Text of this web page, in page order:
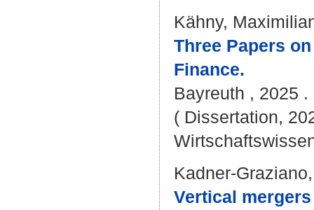
Kähny,
Three Papers
Finance.
Bayreuth , 2025 .
( Dissertation,
Kadner-
Vertical